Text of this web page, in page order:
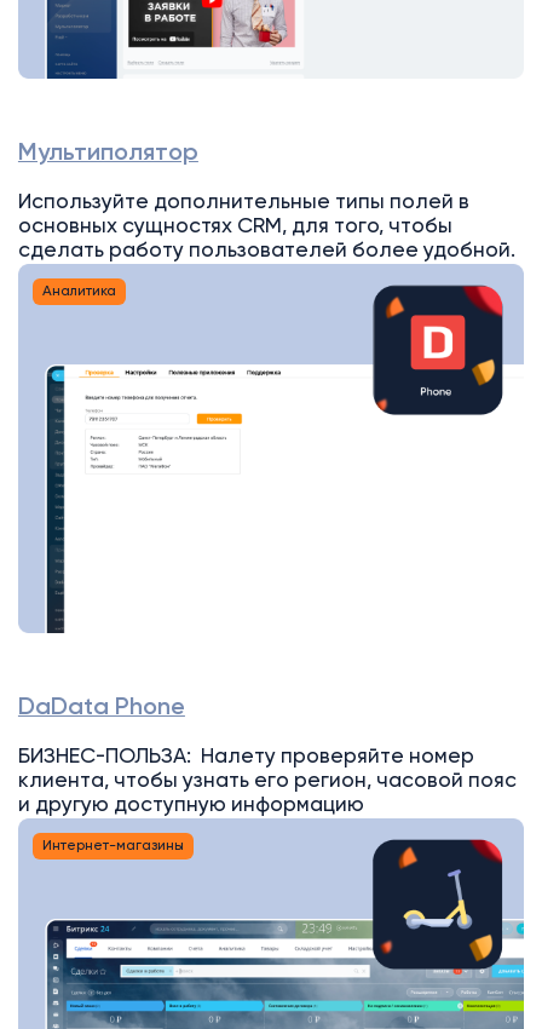
Мультиполятор
Используйте дополнительные типы полей в
основных сущностях CRM, для того, чтобы
сделать работу пользователей более удобной.
Аналитика
DaData Phone
БИЗНЕС-ПОЛЬЗА: Налету проверяйте номер
клиента, чтобы узнать его регион, часовой пояс
и другую доступную информацию
Интернет-магазины